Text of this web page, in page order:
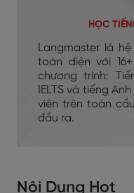
HỌC
Langmaster là
toàn diện với
chương trình:
IELTS và tiếng
viên trên toàn
đầu ra.
Nội Dung Hot